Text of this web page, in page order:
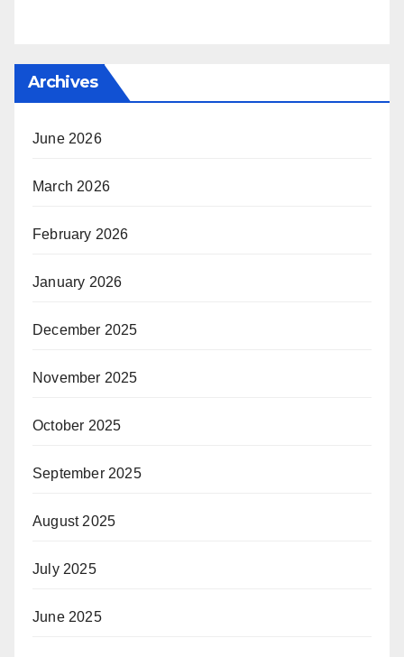
Archives
June 2026
March 2026
February 2026
January 2026
December 2025
November 2025
October 2025
September 2025
August 2025
July 2025
June 2025